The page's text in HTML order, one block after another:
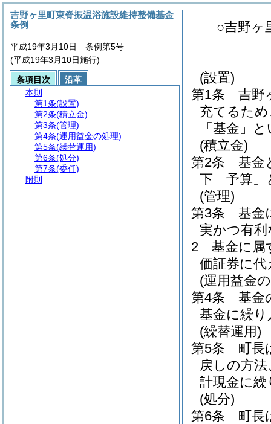
○吉野ヶ
(設置)
第1条
吉野
充てるた
「基金」
(積立金)
第2条
基金
下「予算」
(管理)
第3条
基金
実かつ有
2
基金に属
価証券に
(運用益金
第4条
基金
基金に繰
(繰替運用)
第5条
町長
戻しの方
計現金に
(処分)
第6条
町長
吉野ヶ里町東脊振温浴施設維持整備基金
条例
平成19年3月10日 条例第5号
(平成19年3月10日施行)
条項目次
沿革
本則
第1条(設置)
第2条(積立金)
第3条(管理)
第4条(運用益金の処理)
第5条(繰替運用)
第6条(処分)
第7条(委任)
附則